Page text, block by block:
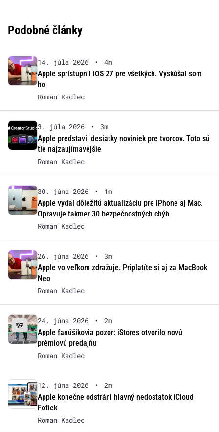
Podobné články
14. júla 2026 •
4m
Apple sprístupnil iOS 27 pre všetkých. Vyskúšal som
ho
Roman Kadlec
3. júla 2026 •
3m
Apple predstavil desiatky noviniek pre tvorcov. Toto sú
tie najzaujímavejšie
Roman Kadlec
30. júna 2026 •
1m
Apple vydal dôležitú aktualizáciu pre iPhone aj Mac.
Opravuje takmer 30 bezpečnostných chýb
Roman Kadlec
26. júna 2026 •
3m
Apple vo veľkom zdražuje. Priplatíte si aj za MacBook
Neo
Roman Kadlec
24. júna 2026 •
2m
Apple fanúšikovia pozor: iStores otvorilo novú
prémiovú predajňu
Roman Kadlec
12. júna 2026 •
2m
Apple konečne odstráni hlavný nedostatok iCloud
Fotiek
Roman Kadlec